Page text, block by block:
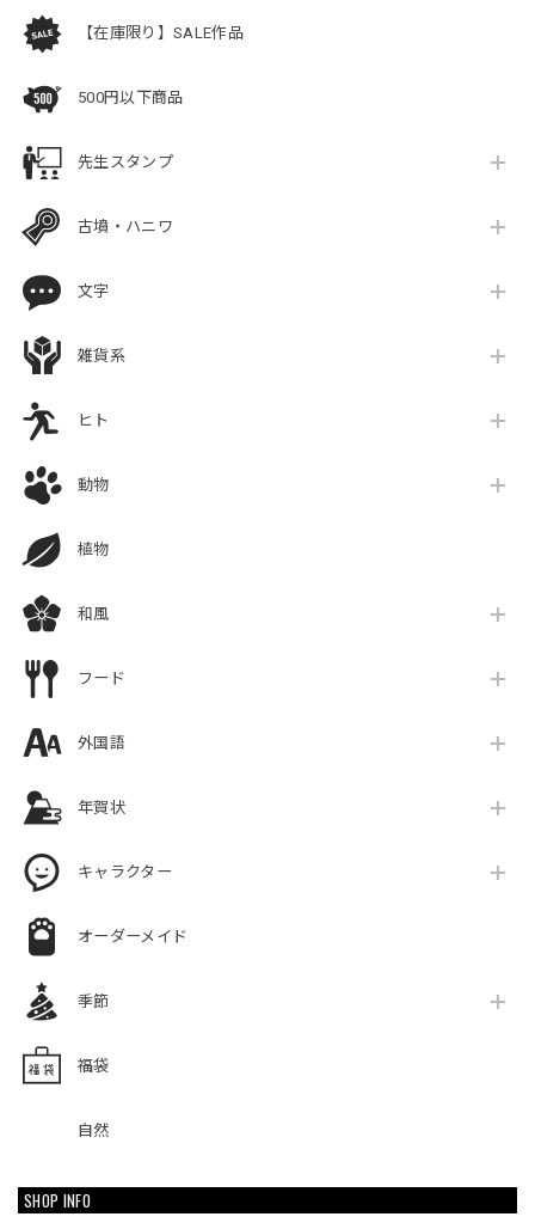
【在庫限り】SALE作品
500円以下商品
先生スタンプ
古墳・ハニワ
文字
雑貨系
ヒト
動物
植物
和風
フード
外国語
年賀状
キャラクター
オーダーメイド
季節
福袋
自然
SHOP INFO